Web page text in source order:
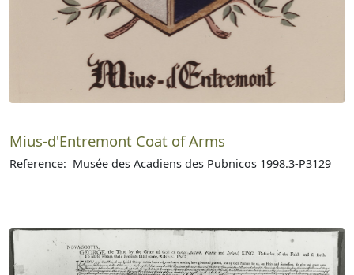
Mius-d'Entremont Coat of Arms
Reference: Musée des Acadiens des Pubnicos 1998.3-P3129